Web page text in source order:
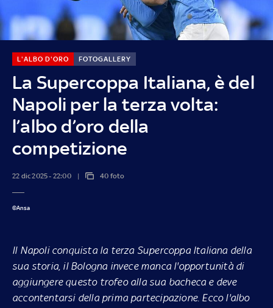
La Supercoppa Italiana, è del
Napoli per la terza volta:
l’albo d’oro della
competizione
L'ALBO D'ORO FOTOGALLERY
22 dic 2025 - 22:00 40 foto
©Ansa
Il Napoli conquista la terza Supercoppa Italiana della
sua storia, il Bologna invece manca l'opportunità di
aggiungere questo trofeo alla sua bacheca e deve
accontentarsi della prima partecipazione. Ecco l'albo